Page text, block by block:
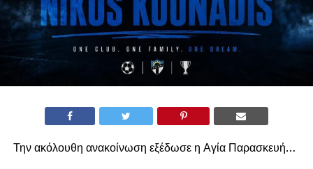
Την ακόλουθη ανακοίνωση εξέδωσε η Αγία Παρασκευή…